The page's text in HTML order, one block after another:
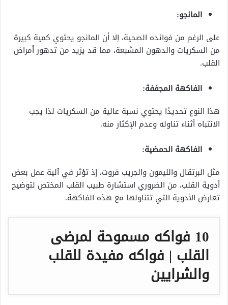
المانجو:
على الرغم من فوائده الصحية، إلا أن المانجو يحتوي كمية كبيرة
من السكريات والدهون المشبعة، مما قد يزيد من تدهور أمراض
القلب.
الفاكهة المجففة:
هذا النوع تحديدًا يحتوي نسبة عالية من السكريات لذا يجب
الانتباه أثناء تناوله وعدم الإكثار منه.
الفاكهة الحمضية:
مثل البرتقال والليمون والجريب فروت، إذ تؤثر في آلية عمل بعض
أدوية القلب، من الضروري استشارة طبيب القلب المختص لتوضيح
تعارض الأدوية التي تتناولها مع هذه الفاكهة.
10 فواكه مسموحة لمرضى
القلب | فواكه مفيدة للقلب
والشرايين